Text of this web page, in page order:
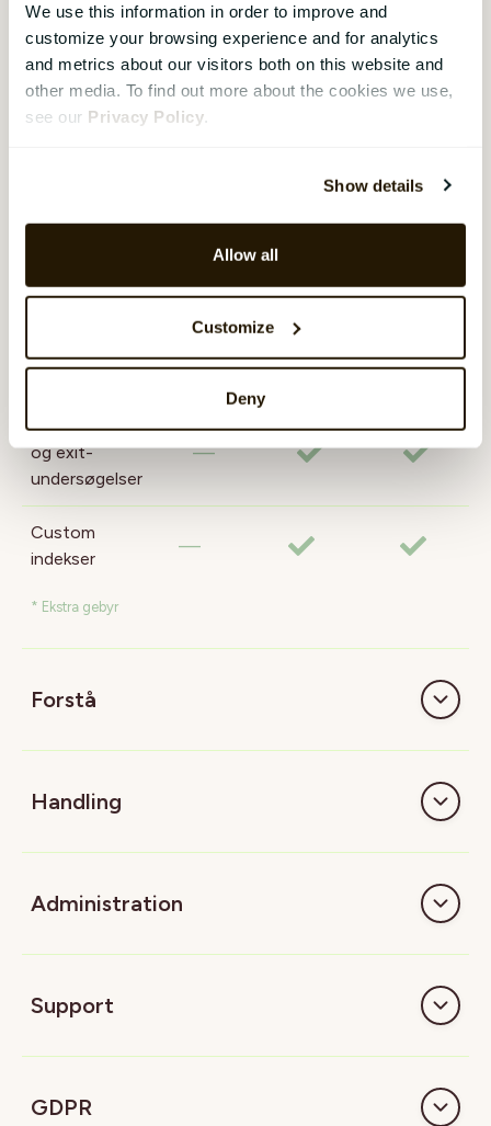
We use this information in order to improve and
customize your browsing experience and for analytics
and metrics about our visitors both on this website and
other media. To find out more about the cookies we use,
see our Privacy Policy
Show details
Allow all
Customize
Deny
SMS *
undersøgelser
Onboarding-
og exit-
undersøgelser
—
Custom
indekser
—
* Ekstra gebyr
Forstå
Handling
Administration
Support
GDPR